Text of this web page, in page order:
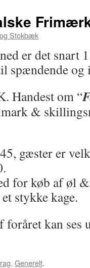
Stokbæk
er det snart
spændende og
Handest om “
&
gæster er
for køb af øl
stykke kage.
foråret kan
, Generelt.